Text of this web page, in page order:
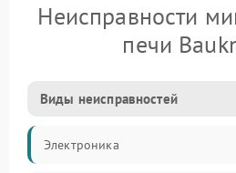
Неисправности
печи
Виды неисправностей
Электроника